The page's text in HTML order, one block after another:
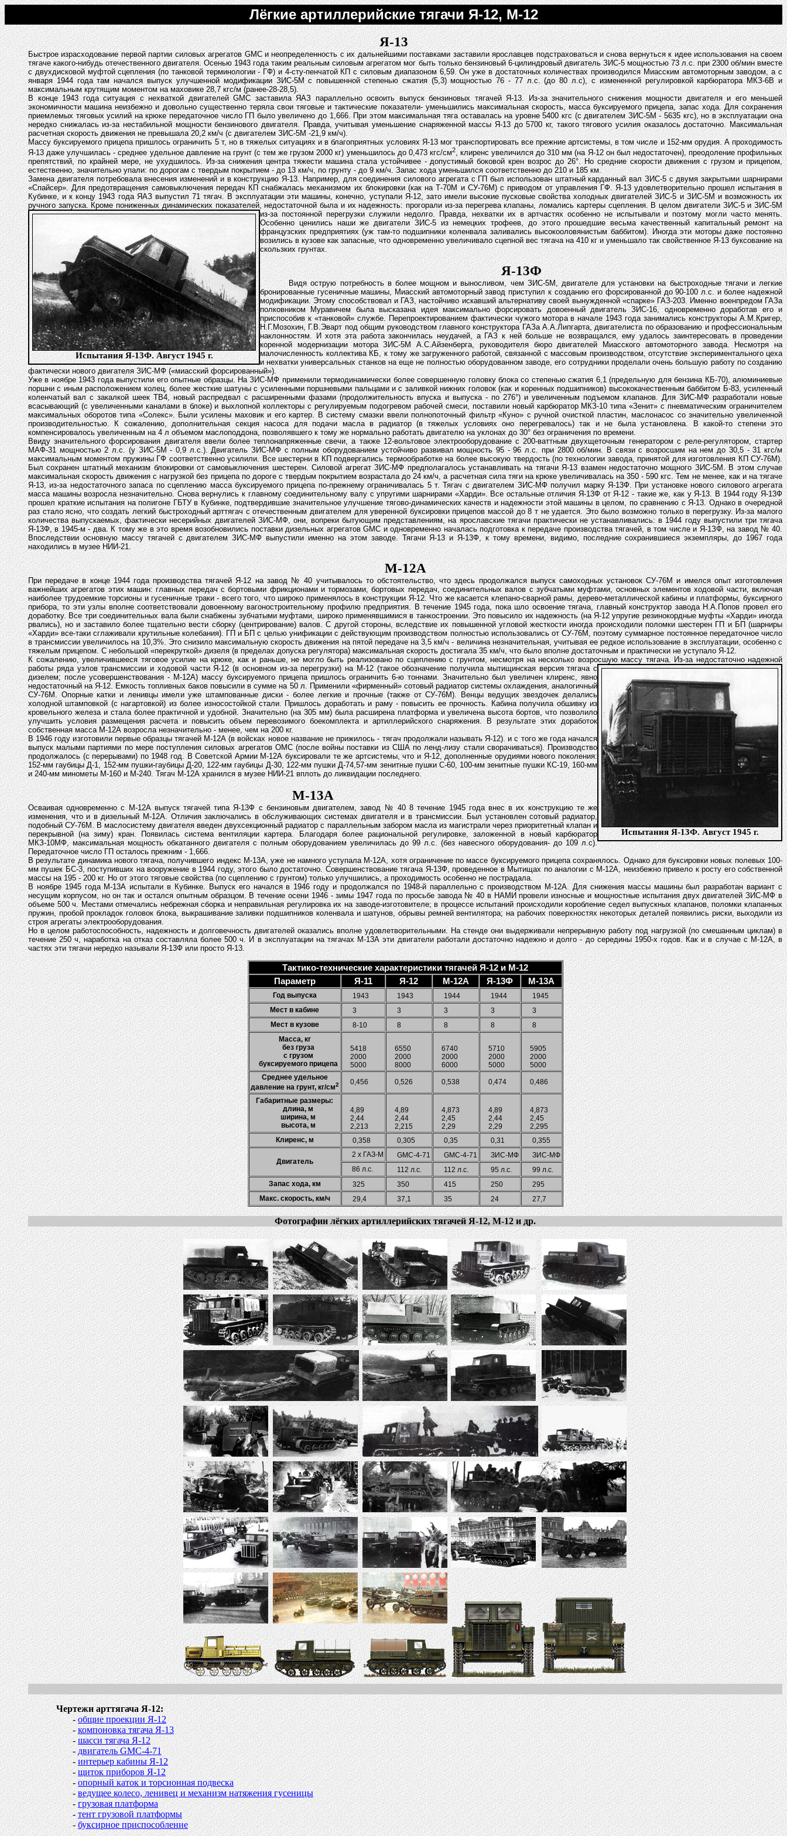
Лёгкие артиллерийские тягачи Я-12, М-12
Я-13
Быстрое израсходование первой партии силовых агрегатов GМС и неопределенность с их дальнейшими поставками заставили ярославцев подстраховаться и снова вернуться к идее использования на своем
тягаче какого-нибудь отечественного двигателя. Осенью 1943 года таким реальным силовым агрегатом мог быть только бензиновый 6-цилиндровый двигатель ЗИС-5 мощностью 73 л.с. при 2300 об/мин вместе
с двухдисковой муфтой сцепления (по танковой терминологии - ГФ) и 4-сту-пенчатой КП с силовым диапазоном 6,59. Он уже в достаточных количествах производился Миасским автомоторным заводом, а с
января 1944 года там начался выпуск улучшенной модификации ЗИС-5М с повышенной степенью сжатия (5,3) мощностью 76 - 77 л.с. (до 80 л.с), с измененной регулировкой карбюратора МКЗ-6В и
максимальным крутящим моментом на маховике 28,7 кгс/м (ранее-28-28,5).
В конце 1943 года ситуация с нехваткой двигателей GМС заставила ЯАЗ параллельно освоить выпуск бензиновых тягачей Я-13. Из-за значительного снижения мощности двигателя и его меньшей
экономичности машина неизбежно и довольно существенно теряла свои тяговые и тактические показатели- уменьшились максимальная скорость, масса буксируемого прицепа, запас хода. Для сохранения
приемлемых тяговых усилий на крюке передаточное число ГП было увеличено до 1,666. При этом максимальная тяга оставалась на уровне 5400 кгс (с двигателем ЗИС-5М - 5635 кгс), но в эксплуатации она
нередко снижалась из-за нестабильной мощности бензинового двигателя. Правда, учитывая уменьшение снаряженной массы Я-13 до 5700 кг, такого тягового усилия оказалось достаточно. Максимальная
расчетная скорость движения не превышала 20,2 км/ч (с двигателем ЗИС-5М -21,9 км/ч).
Массу буксируемого прицепа пришлось ограничить 5 т, но в тяжелых ситуациях и в благоприятных условиях Я-13 мог транспортировать все прежние артсистемы, в том числе и 152-мм орудия. А проходимость
Я-13 даже улучшилась - среднее удельное давление на грунт (с тем же грузом 2000 кг) уменьшилось до 0,473 кгс/см2, клиренс увеличился до 310 мм (на Я-12 он был недостаточен), преодоление профильных
препятствий, по крайней мере, не ухудшилось. Из-за снижения центра тяжести машина стала устойчивее - допустимый боковой крен возрос до 26°. Но средние скорости движения с грузом и прицепом,
естественно, значительно упали: по дорогам с твердым покрытием - до 13 км/ч, по грунту - до 9 км/ч. Запас хода уменьшился соответственно до 210 и 185 км.
Замена двигателя потребовала внесения изменений и в конструкцию Я-13. Например, для соединения силового агрегата с ГП был использован штатный карданный вал ЗИС-5 с двумя закрытыми шарнирами
«Спайсер». Для предотвращения самовыключения передач КП снабжалась механизмом их блокировки (как на Т-70М и СУ-76М) с приводом от управления ГФ. Я-13 удовлетворительно прошел испытания в
Кубинке, и к концу 1943 года ЯАЗ выпустил 71 тягач. В эксплуатации эти машины, конечно, уступали Я-12, зато имели высокие пусковые свойства холодных двигателей ЗИС-5 и ЗИС-5М и возможность их
ручного запуска. Кроме пониженных динамических показателей, недостаточной была и их надежность: прогорали из-за перегрева клапаны, ломались картеры сцепления. В целом двигатели ЗИС-5 и ЗИС-5М
из-за постоянной перегрузки служили недолго. Правда, нехватки их в артчастях особенно не испытывали и поэтому могли часто менять.
Испытания Я-13Ф. Август 1945 г.
Особенно ценились наши же двигатели ЗИС-5 из немецких трофеев, до этого прошедшие весьма качественный капитальный ремонт на
французских предприятиях (уж там-то подшипники коленвала заливались высокооловянистым баббитом). Иногда эти моторы даже постоянно
возились в кузове как запасные, что одновременно увеличивало сцепной вес тягача на 410 кг и уменьшало так свойственное Я-13 буксование на
скользких грунтах.
Я-13Ф
Видя острую потребность в более мощном и выносливом, чем ЗИС-5М, двигателе для установки на быстроходные тягачи и легкие
бронированные гусеничные машины, Миасский автомоторный завод приступил к созданию его форсированной до 90-100 л.с. и более надежной
модификации. Этому способствовал и ГАЗ, настойчиво искавший альтернативу своей вынужденной «спарке» ГАЗ-203. Именно военпредом ГАЗа
полковником Муравичем была высказана идея максимально форсировать довоенный двигатель ЗИС-16, одновременно доработав его и
приспособив к «танковой» службе. Перепроектированием фактически чужого мотора в начале 1943 года занимались конструкторы А.М.Кригер,
Н.Г.Мозохин, Г.В.Эварт под общим руководством главного конструктора ГАЗа А.А.Липгарта, двигателиста по образованию и профессиональным
наклонностям. И хотя эта работа закончилась неудачей, а ГАЗ к ней больше не возвращался, ему удалось заинтересовать в проведении
коренной модернизации мотора ЗИС-5М А.С.Айзенберга, руководителя бюро двигателей Миасского автомоторного завода. Несмотря на
малочисленность коллектива КБ, к тому же загруженного работой, связанной с массовым производством, отсутствие экспериментального цеха
и нехватки универсальных станков на еще не полностью оборудованном заводе, его сотрудники проделали очень большую работу по созданию
фактически нового двигателя ЗИС-МФ («миасский форсированный»).
Уже в ноябре 1943 года выпустили его опытные образцы. На ЗИС-МФ применили термодинамически более совершенную головку блока со степенью сжатия 6,1 (предельную для бензина КБ-70), алюминиевые
поршни с иным расположением колец, более жесткие шатуны с усиленными поршневыми пальцами и с заливкой нижних головок (как и коренных подшипников) высококачественным баббитом Б-83, усиленный
коленчатый вал с закалкой шеек ТВ4, новый распредвал с расширенными фазами (продолжительность впуска и выпуска - по 276°) и увеличенным подъемом клапанов. Для ЗИС-МФ разработали новые
всасывающий (с увеличенными каналами в блоке) и выхлопной коллекторы с регулируемым подогревом рабочей смеси, поставили новый карбюратор МКЗ-10 типа «Зенит» с пневматическим ограничителем
максимальных оборотов типа «Солекс». Были усилены маховик и его картер. В систему смазки ввели полнопоточный фильтр «Куно» с ручной очисткой пластин, маслонасос со значительно увеличенной
производительностью. К сожалению, дополнительная секция насоса для подачи масла в радиатор (в тяжелых условиях оно перегревалось) так и не была установлена. В какой-то степени это
компенсировалось увеличенным на 4 л объемом маслоподдона, позволявшего к тому же нормально работать двигателю на уклонах до 30° без ограничения по времени.
Ввиду значительного форсирования двигателя ввели более теплонапряженные свечи, а также 12-вольтовое электрооборудование с 200-ваттным двухщеточным генератором с реле-регулятором, стартер
МАФ-31 мощностью 2 л.с. (у ЗИС-5М - 0,9 л.с.). Двигатель ЗИС-МФ с полным оборудованием устойчиво развивал мощность 95 - 96 л.с. при 2800 об/мин. В связи с возросшим на нем до 30,5 - 31 кгс/м
максимальным моментом пружины ГФ соответственно усилили. Все шестерни в КП подвергались термообработке на более высокую твердость (по технологии завода, принятой для изготовления КП СУ-76М).
Был сохранен штатный механизм блокировки от самовыключения шестерен. Силовой агрегат ЗИС-МФ предполагалось устанавливать на тягачи Я-13 взамен недостаточно мощного ЗИС-5М. В этом случае
максимальная скорость движения с нагрузкой без прицепа по дороге с твердым покрытием возрастала до 24 км/ч, а расчетная сила тяги на крюке увеличивалась на 350 - 590 кгс. Тем не менее, как и на тягаче
Я-13, из-за недостаточного запаса по сцеплению масса буксируемого прицепа по-прежнему ограничивалась 5 т. Тягач с двигателем ЗИС-МФ получил марку Я-13Ф. При установке нового силового агрегата
масса машины возросла незначительно. Снова вернулись к главному соединительному валу с упругими шарнирами «Харди». Все остальные отличия Я-13Ф от Я-12 - такие же, как у Я-13. В 1944 году Я-13Ф
прошел краткие испытания на полигоне ГБТУ в Кубинке, подтвердившие значительное улучшение тягово-динамических качеств и надежности этой машины в целом, по сравнению с Я-13. Однако в очередной
раз стало ясно, что создать легкий быстроходный арттягач с отечественным двигателем для уверенной буксировки прицепов массой до 8 т не удается. Это было возможно только в перегрузку. Из-за малого
количества выпускаемых, фактически несерийных двигателей ЗИС-МФ, они, вопреки бытующим представлениям, на ярославские тягачи практически не устанавливались: в 1944 году выпустили три тягача
Я-13Ф, в 1945-м - два. К тому же в это время возобновились поставки дизельных агрегатов GМС и одновременно началась подготовка к передаче производства тягачей, в том числе и Я-1ЗФ, на завод № 40.
Впоследствии основную массу тягачей с двигателем ЗИС-МФ выпустили именно на этом заводе. Тягачи Я-13 и Я-13Ф, к тому времени, видимо, последние сохранившиеся экземпляры, до 1967 года
находились в музее НИИ-21.
М-12А
При передаче в конце 1944 года производства тягачей Я-12 на завод № 40 учитывалось то обстоятельство, что здесь продолжался выпуск самоходных установок СУ-76М и имелся опыт изготовления
важнейших агрегатов этих машин: главных передач с бортовыми фрикционами и тормозами, бортовых передач, соединительных валов с зубчатыми муфтами, основных элементов ходовой части, включая
наиболее трудоемкие торсионы и гусеничные траки - всего того, что широко применялось в конструкции Я-12. Что же касается клепано-сварной рамы, дерево-металлической кабины и платформы, буксирного
прибора, то эти узлы вполне соответствовали довоенному вагоностроительному профилю предприятия. В течение 1945 года, пока шло освоение тягача, главный конструктор завода Н.А.Попов провел его
доработку. Все три соединительных вала были снабжены зубчатыми муфтами, широко применявшимися в танкостроении. Это повысило их надежность (на Я-12 упругие резинокордные муфты «Харди» иногда
рвались), но и заставило более тщательно вести сборку (центрирование) валов. С другой стороны, вследствие их повышенной угловой жесткости иногда происходили поломки шестерен ГП и БП (шарниры
«Харди» все-таки сглаживали крутильные колебания). ГП и БП с целью унификации с действующим производством полностью использовались от СУ-76М, поэтому суммарное постоянное передаточное число
в трансмиссии увеличилось на 10,3%. Это снизило максимальную скорость движения на пятой передаче на 3,5 км/ч - величина незначительная, учитывая ее редкое использование в эксплуатации, особенно с
тяжелым прицепом. С небольшой «перекруткой» дизеля (в пределах допуска регулятора) максимальная скорость достигала 35 км/ч, что было вполне достаточным и практически не уступало Я-12.
К сожалению, увеличившееся тяговое усилие на крюке, как и раньше, не могло быть реализовано по сцеплению с грунтом, несмотря на несколько возросшую массу тягача.
Испытания Я-13Ф. Август 1945 г.
Из-за недостаточно надежной
работы ряда узлов трансмиссии и ходовой части Я-12 (в основном из-за перегрузки) на М-12 (такое обозначение получила мытищинская версия тягача с
дизелем; после усовершенствования - М-12А) массу буксируемого прицепа пришлось ограничить 6-ю тоннами. Значительно был увеличен клиренс, явно
недостаточный на Я-12. Емкость топливных баков повысили в сумме на 50 л. Применили «фирменный» сотовый радиатор системы охлаждения, аналогичный
СУ-76М. Опорные катки и ленивцы имели уже штампованные диски - более легкие и прочные (также от СУ-76М). Венцы ведущих звездочек делались
холодной штамповкой (с нагартовкой) из более износостойкой стали. Пришлось доработать и раму - повысить ее прочность. Кабина получила обшивку из
кровельного железа и стала более практичной и удобной. Значительно (на 305 мм) была расширена платформа и увеличена высота бортов, что позволило
улучшить условия размещения расчета и повысить объем перевозимого боекомплекта и артиллерийского снаряжения. В результате этих доработок
собственная масса М-12А возросла незначительно - менее, чем на 200 кг.
В 1946 году изготовили первые образцы тягачей М-12А (в войсках новое название не прижилось - тягач продолжали называть Я-12). и с того же года начался
выпуск малыми партиями по мере поступления силовых агрегатов ОМС (после войны поставки из США по ленд-лизу стали сворачиваться). Производство
продолжалось (с перерывами) по 1948 год. В Советской Армии М-12А буксировали те же артсистемы, что и Я-12, дополненные орудиями нового поколения:
152-мм гаубицы Д-1, 152-мм пушки-гаубицы Д-20, 122-мм гаубицы Д-30, 122-мм пушки Д-74,57-мм зенитные пушки С-60, 100-мм зенитные пушки КС-19, 160-мм
и 240-мм минометы М-160 и М-240. Тягач М-12А хранился в музее НИИ-21 вплоть до ликвидации последнего.
М-13А
Осваивая одновременно с М-12А выпуск тягачей типа Я-13Ф с бензиновым двигателем, завод № 40 8 течение 1945 года внес в их конструкцию те же
изменения, что и в дизельный М-12А. Отличия заключались в обслуживающих системах двигателя и в трансмиссии. Был установлен сотовый радиатор,
подобный СУ-76М. В маслосистему двигателя введен двухсекционный радиатор с параллельным забором масла из магистрали через приоритетный клапан и
перекрывной (на зиму) кран. Появилась система вентиляции картера. Благодаря более рациональной регулировке, заложенной в новый карбюратор
МКЗ-10МФ, максимальная мощность обкатанного двигателя с полным оборудованием увеличилась до 99 л.с. (без навесного оборудования- до 109 л.с).
Передаточное число ГП осталось прежним - 1,666.
В результате динамика нового тягача, получившего индекс М-13А, уже не намного уступала М-12А, хотя ограничение по массе буксируемого прицепа сохранялось. Однако для буксировки новых полевых 100-
мм пушек БС-3, поступивших на вооружение в 1944 году, этого было достаточно. Совершенствование тягача Я-13Ф, проведенное в Мытищах по аналогии с М-12А, неизбежно привело к росту его собственной
массы на 195 - 200 кг. Но от этого тяговые свойства (по сцеплению с грунтом) только улучшились, а проходимость особенно не пострадала.
В ноябре 1945 года М-13А испытали в Кубинке. Выпуск его начался в 1946 году и продолжался по 1948-й параллельно с производством М-12А. Для снижения массы машины был разработан вариант с
несущим корпусом, но он так и остался опытным образцом. В течение осени 1946 - зимы 1947 года по просьбе завода № 40 в НАМИ провели износные и мощностные испытания двух двигателей ЗИС-МФ в
объеме 500 ч. Местами отмечались небрежная сборка и неправильная регулировка их на заводе-изготовителе; в процессе испытаний происходили коробление седел выпускных клапанов, поломки клапанных
пружин, пробой прокладок головок блока, выкрашивание заливки подшипников коленвала и шатунов, обрывы ремней вентилятора; на рабочих поверхностях некоторых деталей появились риски, выходили из
строя агрегаты электрооборудования.
Но в целом работоспособность, надежность и долговечность двигателей оказались вполне удовлетворительными. На стенде они выдерживали непрерывную работу под нагрузкой (по смешанным циклам) в
течение 250 ч, наработка на отказ составляла более 500 ч. И в эксплуатации на тягачах М-13А эти двигатели работали достаточно надежно и долго - до середины 1950-х годов. Как и в случае с М-12А, в
частях эти тягачи нередко называли Я-13Ф или просто Я-13.
Тактико-технические характеристики тягачей Я-12 и М-12
Параметр
Я-11 Я-12 М-12А Я-13Ф М-13А
Год выпуска 1943 1943 1944 1944
1945
Мест в кабине
3 3 3 3
3
Мест в кузове
8-10 8 8 8
8
Масса, кг
без груза
с грузом
буксируемого прицепа
5418
2000
5000
6550
2000
8000
6740
2000
6000
5710
2000
5000
5905
2000
5000
Среднее удельное
давление на грунт, кг/см2 0,456 0,526 0,538 0,474 0,486
Габаритные размеры:
длина, м
ширина, м
высота, м
4,89
2,44
2,213
4,89
2,44
2,215
4,873
2,45
2,29
4,89
2,44
2,29
4,873
2,45
2,295
Клиренс, м
0,358 0,305 0,35 0,31 0,355
Двигатель
2 х ГАЗ-М GМС-4-71 GМС-4-71 ЗИС-МФ
ЗИС-МФ
86 л.с.
112 л.с. 112 л.с. 95 л.с.
99 л.с.
Запас хода, км
325 350 415 250
295
Макс. скорость, км/ч
29,4 37,1 35 24 27,7
Фотографии лёгких артиллерийских тягачей Я-12, М-12 и др.
Чертежи арттягача Я-12:
-общие проекции Я-12
-компоновка тягача Я-13
-шасси тягача Я-12
-двигатель GМС-4-71
-интерьер кабины Я-12
-щиток приборов Я-12
-опорный каток и торсионная подвеска
-ведущее колесо, ленивец и механизм натяжения гусеницы
-грузовая платформа
-тент грузовой платформы
-буксирное приспособление